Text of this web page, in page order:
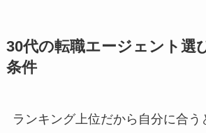
30代の転職エージェント選
条件
ランキング上位だから自分に合う